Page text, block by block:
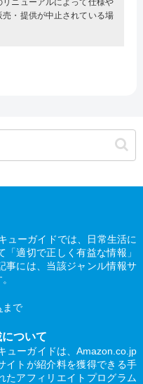
ニューアルによって仕様や
・提供が中止されている場
ューガイドでは、日常生活に
適切で正しく有益な情報」
事には、当該ジャンル情報サ
まで
ついて
ューガイドは、Amazon.co.jp
イトが紹介料を獲得できる手
たアフィリエイトプログラム